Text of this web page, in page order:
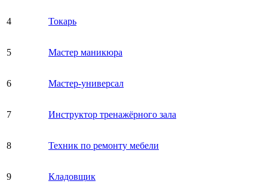
4 Токарь
5 Мастер маникюра
6 Мастер-универсал
7 Инструктор тренажёрного зала
8 Техник по ремонту мебели
9 Кладовщик